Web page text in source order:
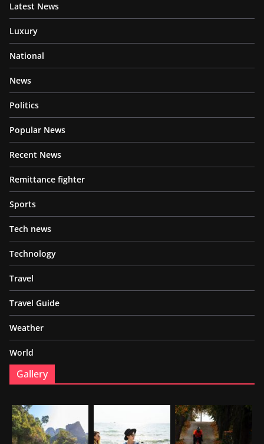
Latest News
Luxury
National
News
Politics
Popular News
Recent News
Remittance fighter
Sports
Tech news
Technology
Travel
Travel Guide
Weather
World
Gallery